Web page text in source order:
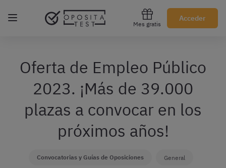
Mes gratis
Acceder
Regístrate gratis
Oferta de Empleo Público
2023. ¡Más de 39.000
plazas a convocar en los
próximos años!
Convocatorias y Guías de Oposiciones General